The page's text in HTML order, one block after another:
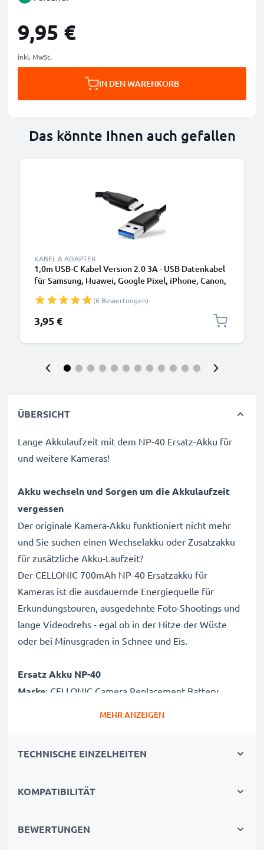
9,95 €
inkl. MwSt.
IN DEN WARENKORB
Das könnte Ihnen auch gefallen
KABEL & ADAPTER
1,0m USB-C Kabel Version 2.0 3A - USB Datenkabel
für Samsung, Huawei, Google Pixel, iPhone, Canon,
(6 Bewertungen)
3,95 €
ÜBERSICHT
Lange Akkulaufzeit mit dem NP-40 Ersatz-Akku für
und weitere Kameras!
Akku wechseln und Sorgen um die Akkulaufzeit
vergessen
Der originale Kamera-Akku funktioniert nicht mehr
und Sie suchen einen Wechselakku oder Zusatzakku
für zusätzliche Akku-Laufzeit?
Der CELLONIC 700mAh NP-40 Ersatzakku für
Kameras ist die ausdauernde Energiequelle für
Erkundungstouren, ausgedehnte Foto-Shootings und
lange Videodrehs - egal ob in der Hitze der Wüste
oder bei Minusgraden in Schnee und Eis.
Ersatz Akku NP-40
Marke: CELLONIC Camera Replacement Battery
Farbe: grau
CELLONIC Ersatz Kamera Akku NP-40: Power für
MEHR ANZEIGEN
TECHNISCHE EINZELHEITEN
KOMPATIBILITÄT
BEWERTUNGEN